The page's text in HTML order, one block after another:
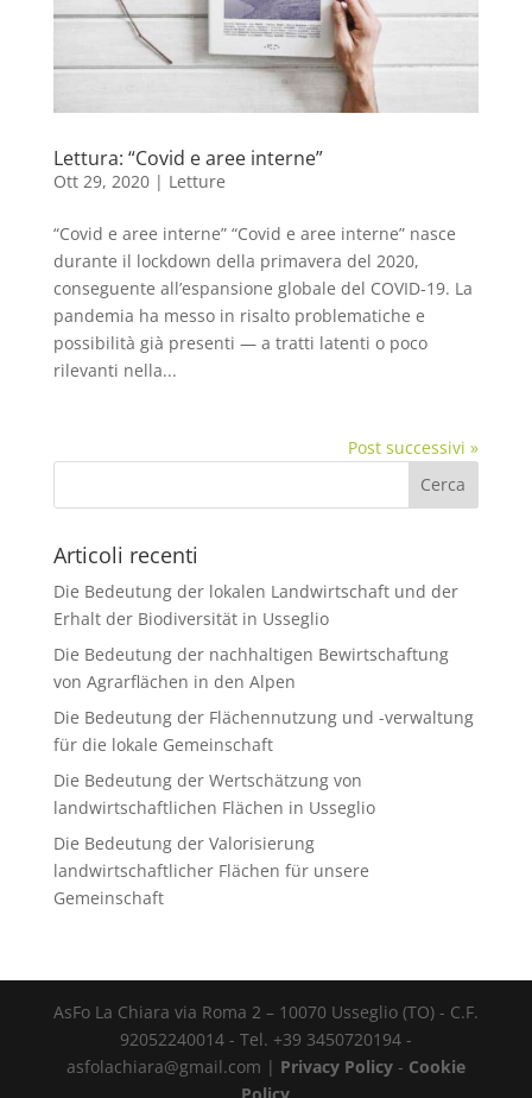
Lettura: “Covid e aree interne”
Ott 29, 2020| Letture
“Covid e aree interne” “Covid e aree interne” nasce
durante il lockdown della primavera del 2020,
conseguente all’espansione globale del COVID-19. La
pandemia ha messo in risalto problematiche e
possibilità già presenti — a tratti latenti o poco
rilevanti nella...
Post successivi »
Articoli recenti
Die Bedeutung der lokalen Landwirtschaft und der
Erhalt der Biodiversität in Usseglio
Die Bedeutung der nachhaltigen Bewirtschaftung
von Agrarflächen in den Alpen
Die Bedeutung der Flächennutzung und -verwaltung
für die lokale Gemeinschaft
Die Bedeutung der Wertschätzung von
landwirtschaftlichen Flächen in Usseglio
Die Bedeutung der Valorisierung
landwirtschaftlicher Flächen für unsere
Gemeinschaft
AsFo La Chiara via Roma 2 – 10070 Usseglio (TO) - C.F.
92052240014 - Tel. +39 3450720194 -
asfolachiara@gmail.com | Privacy Policy- Cookie
Policy